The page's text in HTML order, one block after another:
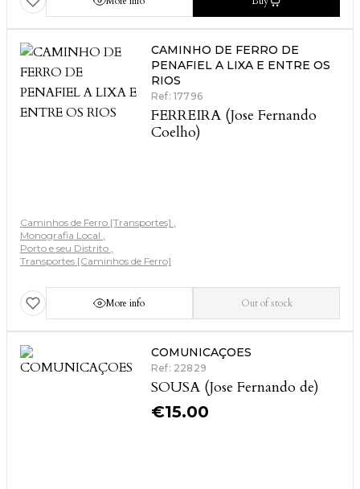
CAMINHO DE FERRO DE
PENAFIEL A LIXA E ENTRE OS
RIOS
Ref: 17796
FERREIRA (Jose Fernando
Coelho)
Caminhos de Ferro [Transportes]
Monografia Local
Porto e seu Distrito
Transportes [Caminhos de Ferro]
More info Out of stock
COMUNICAÇOES
Ref: 22829
SOUSA (Jose Fernando de)
€15.00